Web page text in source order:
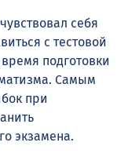
себя
с тестовой
подготовки
Самым
при
экзамена.